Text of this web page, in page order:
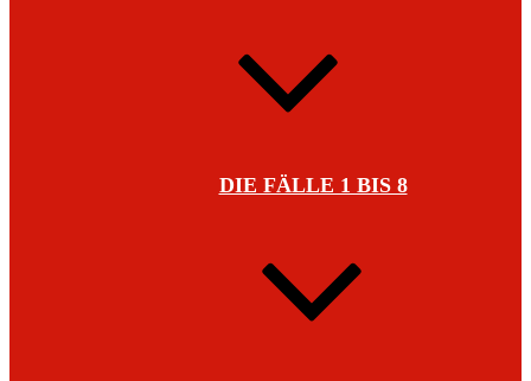
DIE FÄLLE 1 BIS 8